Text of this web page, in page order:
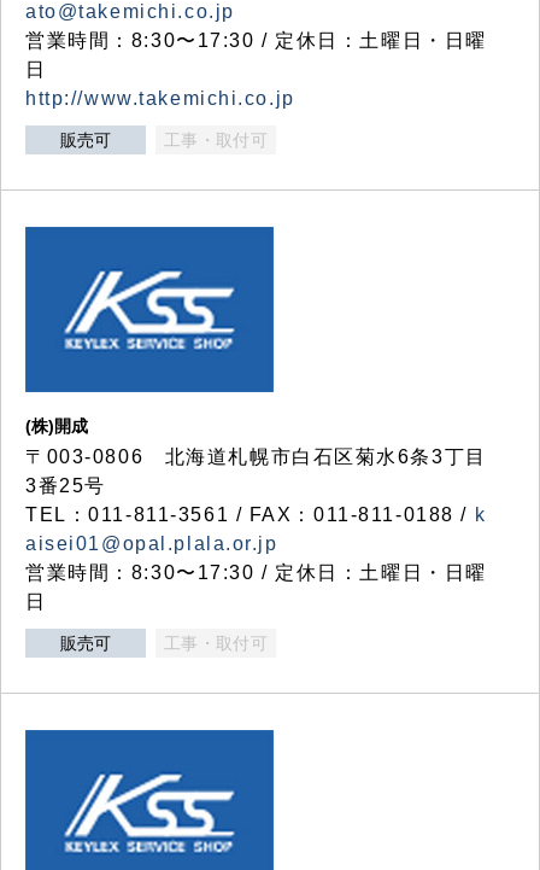
ato@takemichi.co.jp
営業時間：8:30〜17:30 / 定休日：土曜日・日曜
日
http://www.takemichi.co.jp
販売可 工事・取付可
(株)開成
〒003-0806 北海道札幌市白石区菊水6条3丁目
3番25号
TEL：011-811-3561 / FAX：011-811-0188 / k
aisei01@opal.plala.or.jp
営業時間：8:30〜17:30 / 定休日：土曜日・日曜
日
販売可 工事・取付可